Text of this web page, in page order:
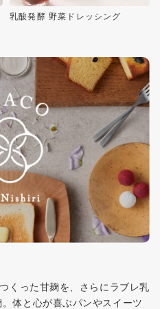
乳酸発酵 野菜ドレッシング
くった甘麹を、さらにラブレ乳
体と心が喜ぶパンやスイーツ